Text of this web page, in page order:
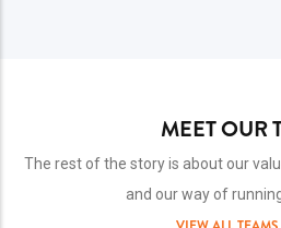
MEET OUR
The rest of the story is about our
and our way of